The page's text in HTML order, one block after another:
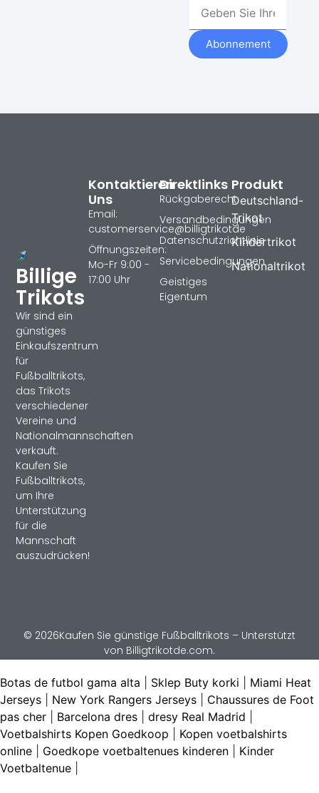
Abonnement
Billige
Trikots
Wir sind ein
günstiges
Einkaufszentrum
für
Fußballtrikots,
das Trikots
verschiedener
Vereine und
Nationalmannschaften
verkauft.
Kaufen Sie
Fußballtrikots,
um Ihre
Unterstützung
für die
Mannschaft
auszudrücken!
Produkt
Deutschland-
Trikot
Kindertrikot
Nationaltrikot
Direktlinks
Rückgaberecht
Versandbedingungen
Datenschutzrichtlinie
Servicebedingungen
Geistiges
Eigentum
Kontaktieren
Uns
Email:
customerservice@billigtrikotde
Öffnungszeiten:
Mo-Fr 9:00 -
17:00 Uhr
© 2026Kaufen Sie günstige Fußballtrikots – Unterstützt
von Billigtrikotde.com.
Botas de futbol gama alta Sklep Buty korki
Miami Heat
Jerseys
New York Rangers Jerseys
Chaussures de Foot
pas cher
Barcelona dres dresy Real Madrid
Voetbalshirts Kopen Goedkoop
Kopen voetbalshirts
online
Goedkope voetbaltenues kinderen
Kinder
Voetbaltenue